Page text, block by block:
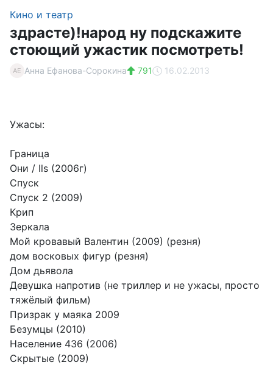
Кино и театр
здрасте)!народ ну подскажите
стоющий ужастик посмотреть!
АЕ Анна Ефанова-Сорокина 791 16.02.2013
Ужасы:
Граница
Они / Ils (2006г)
Спуск
Спуск 2 (2009)
Крип
Зеркала
Мой кровавый Валентин (2009) (резня)
дом восковых фигур (резня)
Дом дьявола
Девушка напротив (не триллер и не ужасы, просто
тяжёлый фильм)
Призрак у маяка 2009
Безумцы (2010)
Население 436 (2006)
Скрытые (2009)